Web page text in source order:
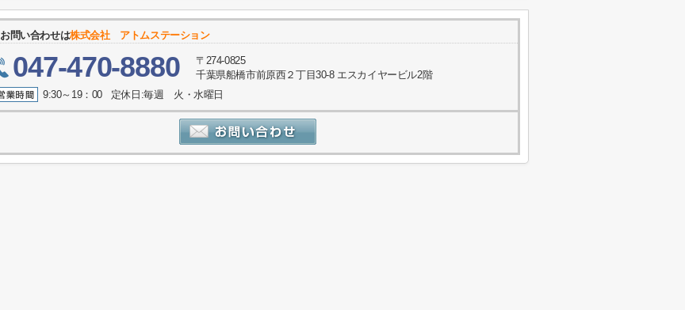
お問い合わせは株式会社 アトムステーション
047-470-8880
〒274-0825
千葉県船橋市前原西２丁目30-8 エスカイヤービル2階
9:30～19：00 定休日:毎週 火・水曜日